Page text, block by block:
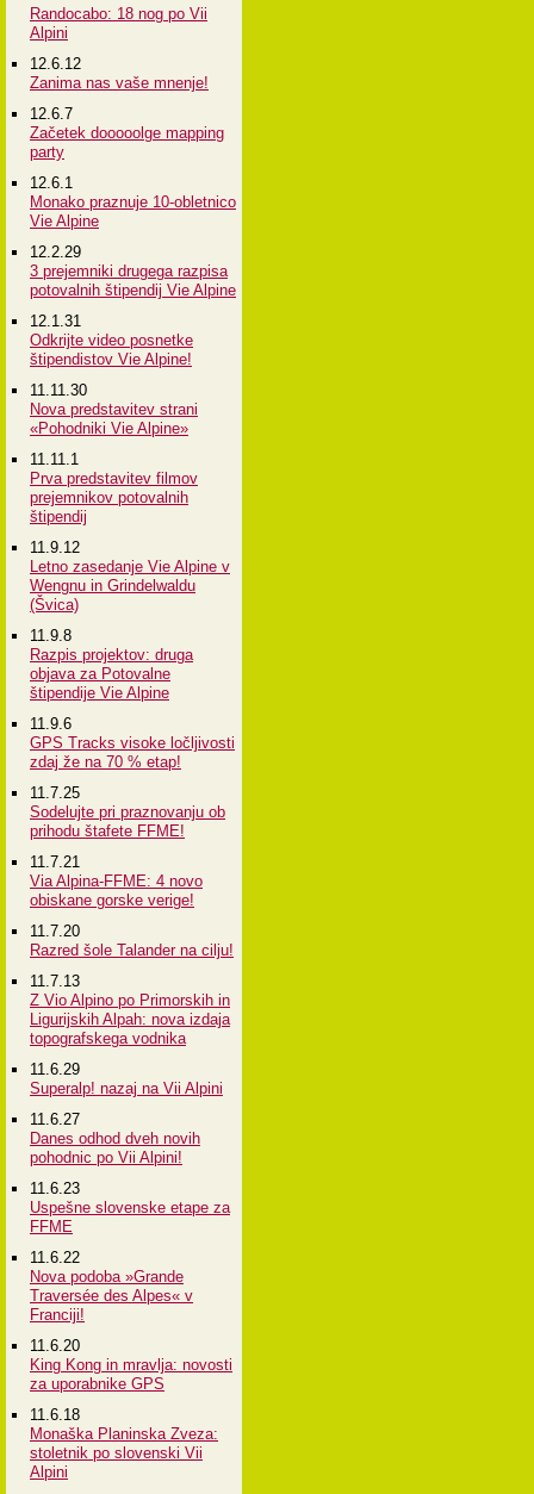
Randocabo: 18 nog po Vii
Alpini
12.6.12
Zanima nas vaše mnenje!
12.6.7
Začetek dooooolge mapping
party
12.6.1
Monako praznuje 10-obletnico
Vie Alpine
12.2.29
3 prejemniki drugega razpisa
potovalnih štipendij Vie Alpine
12.1.31
Odkrijte video posnetke
štipendistov Vie Alpine!
11.11.30
Nova predstavitev strani
«Pohodniki Vie Alpine»
11.11.1
Prva predstavitev filmov
prejemnikov potovalnih
štipendij
11.9.12
Letno zasedanje Vie Alpine v
Wengnu in Grindelwaldu
(Švica)
11.9.8
Razpis projektov: druga
objava za Potovalne
štipendije Vie Alpine
11.9.6
GPS Tracks visoke ločljivosti
zdaj že na 70 % etap!
11.7.25
Sodelujte pri praznovanju ob
prihodu štafete FFME!
11.7.21
Via Alpina-FFME: 4 novo
obiskane gorske verige!
11.7.20
Razred šole Talander na cilju!
11.7.13
Z Vio Alpino po Primorskih in
Ligurijskih Alpah: nova izdaja
topografskega vodnika
11.6.29
Superalp! nazaj na Vii Alpini
11.6.27
Danes odhod dveh novih
pohodnic po Vii Alpini!
11.6.23
Uspešne slovenske etape za
FFME
11.6.22
Nova podoba »Grande
Traversée des Alpes« v
Franciji!
11.6.20
King Kong in mravlja: novosti
za uporabnike GPS
11.6.18
Monaška Planinska Zveza:
stoletnik po slovenski Vii
Alpini